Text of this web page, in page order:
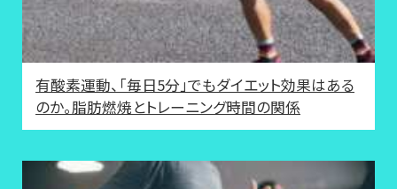
有酸素運動、「毎日5分」でもダイエット効果はある
のか。脂肪燃焼とトレーニング時間の関係